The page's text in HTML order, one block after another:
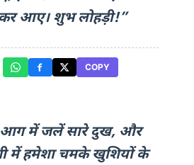
आए। शुभ लोहड़ी!”
COPY
आग में जलें सारे दुख, और
में हमेशा चमके खुशियों के